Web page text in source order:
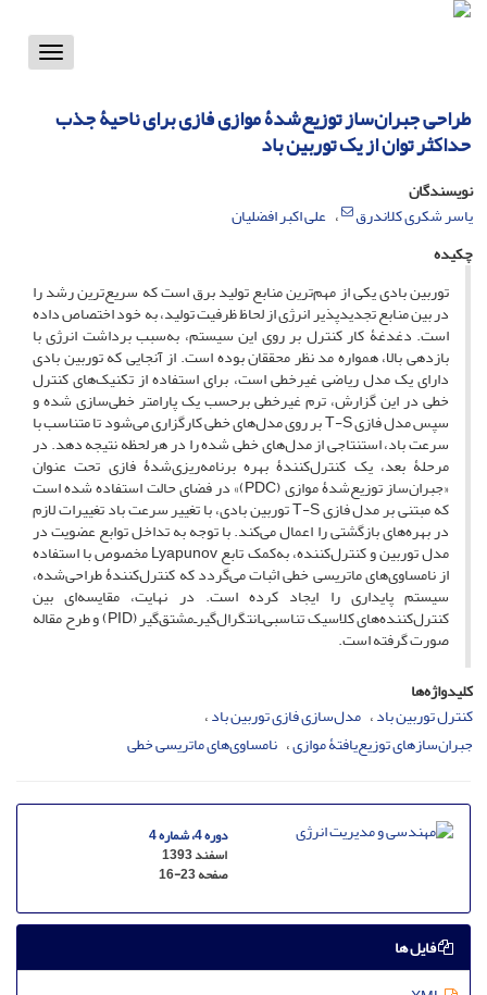
Toggle
طراحی جبران‌ساز توزیع‌شدۀ موازی فازی برای ناحیۀ جذب
حداکثر توان از یک توربین باد
نویسندگان
یاسر شکری کلاندرق
علی اکبر افضلیان
چکیده
توربین بادی یکی از مهم‌ترین منابع تولید برق است که سریع‌ترین رشد را
در بین منابع تجدیدپذیر انرژی از لحاظ ظرفیت تولید، به خود اختصاص داده
است. دغدغۀ کار کنترل بر روی این سیستم، به‌سبب برداشت انرژی با
بازدهی بالا، همواره مد نظر محققان بوده است. از آنجایی که توربین بادی
دارای یک مدل ریاضی غیرخطی است، برای استفاده از تکنیک‌های کنترل
خطی در این گزارش، ترم غیرخطی برحسب یک پارامتر خطی‌سازی شده و
سپس مدل فازی T-S بر روی مدل‌های خطی کارگزاری می‌شود تا متناسب با
سرعت باد، استنتاجی از مدل‌های خطی شده را در هر لحظه نتیجه دهد. در
مرحلۀ بعد، یک کنترل‌کنندۀ بهره برنامه‌ریزی‌شدۀ فازی تحت عنوان
«جبران‌ساز توزیع‌شدۀ موازی (PDC)» در فضای حالت استفاده شده است
که مبتنی بر مدل فازی T-S توربین بادی، با تغییر سرعت باد تغییرات لازم
در بهره‌های بازگشتی را اعمال می‌کند. با توجه به تداخل توابع عضویت در
مدل توربین و کنترل‌کننده، به‌کمک تابع Lyapunov مخصوص با استفاده
از نامساوی‌های ماتریسی خطی اثبات می‌گردد که کنترل‌کنندۀ طراحی‌شده،
سیستم پایداری را ایجاد کرده است. در نهایت، مقایسه‌ای بین
کنترل‌کننده‌های کلاسیک تناسبی‌ـ‌انتگرال‌گیر‌ـ‌مشتق‌گیر (PID) و طرح مقاله
صورت گرفته است.
کلیدواژه‌ها
کنترل توربین باد مدل‌سازی فازی توربین باد
جبران‌سازهای توزیع‌یافتۀ موازی نامساوی‌های ماتریسی خطی
دوره 4، شماره 4
اسفند 1393
صفحه16-23
فایل ها